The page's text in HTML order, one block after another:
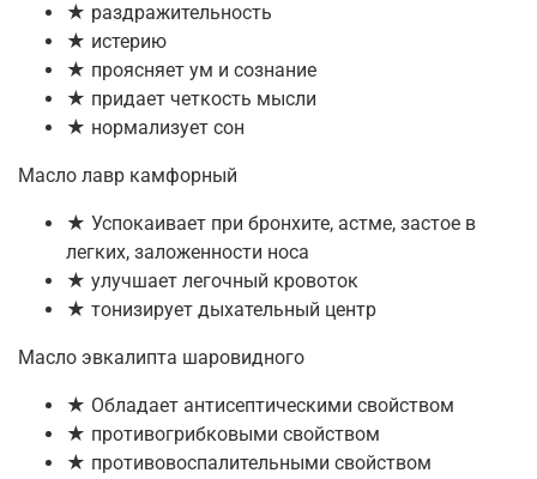
★ раздражительность
★ истерию
★ проясняет ум и сознание
★ придает четкость мысли
★ нормализует сон
Масло лавр камфорный
★ Успокаивает при бронхите, астме, застое в
легких, заложенности носа
★ улучшает легочный кровоток
★ тонизирует дыхательный центр
Масло эвкалипта шаровидного
★ Обладает антисептическими свойством
★ противогрибковыми свойством
★ противовоспалительными свойством